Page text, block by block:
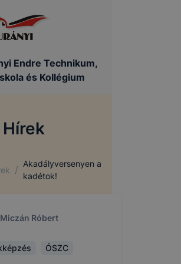
Endre Technikum,
és Kollégium
Hírek
/
Akadályversenyen a
kadétok!
Miczán Róbert
ÓSZC
Képzéstámogató Központ Zrt. az
kat (sütiket) használ.